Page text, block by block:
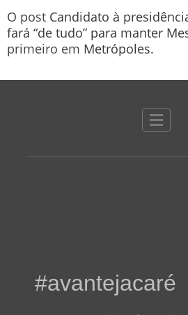
O post Candidato à
fará “de tudo” para manter
primeiro em Metrópoles.
#avantejacaré